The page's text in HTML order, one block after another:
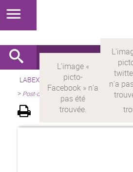
LABEX > LABEX MILYON Version
> Post-doctorants Milyon